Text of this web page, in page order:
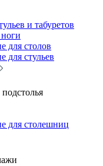
и табуретов
для столов
для стульев
для столешниц